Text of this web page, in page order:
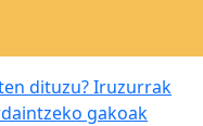
dituzu? Iruzurrak
gakoak